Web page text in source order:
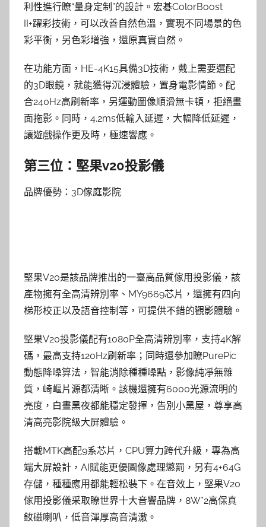
利性進行瞭“量身定制”的設計。宏碁ColorBoost
II+躍彩技術，可以改善自然色溫，實現不同場景的色
彩平衡，另色彩增強，還原真實自然。
在功能方面，HE-4K15具備3D技術，戴上需要選配
的3D眼鏡，就能獲得沉浸體驗，置身電影情節。配
合240Hz高刷新率，另運動圖像順滑無卡頓，拒絕畫
面拖影。同時，4.2ms低輸入延遲，大幅降低延遲，
讓遊戲操作更及時，極速響應。
第三位：堅果v20投影儀
品牌優勢：3D傢庭影院
堅果V20是該品牌推出的一臺高品質傢用投影儀，該
產物擁有全高清辨別率、MY9669芯片，還擁有四向
梯形校正以及語音控制等，可提供不錯的觀影體驗。
堅果V20投影儀配有1080P全高清辨別率，支持4K解
碼，最高支持120Hz刷新率；同時還參加瞭PurePic
動態降噪算法，智能消除種種噪點，影像純凈無雜
質，崎嶇片源都清晰。該機還擁有6000光源流明的
亮度，白晝黑夜都能穩定發揮，告別小黑屋，尊享高
清高亮影院級大屏體驗。
搭載MTK高配9系芯片，CPU算力跨代升級，專為高
端大屏設計，AI賦能更優圖像處理懲罰，另有4+64G
存儲，種種應用都能輕松裝下。在音效上，堅果V20
傢用投影儀采取瞭世界十大音響品牌，8W*2高保真
釹磁喇叭，低音渾厚高音清澈。